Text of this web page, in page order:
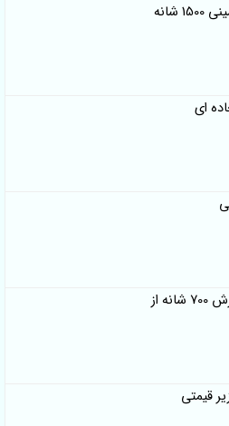
خرید مستقیم فرش 700 شانه از